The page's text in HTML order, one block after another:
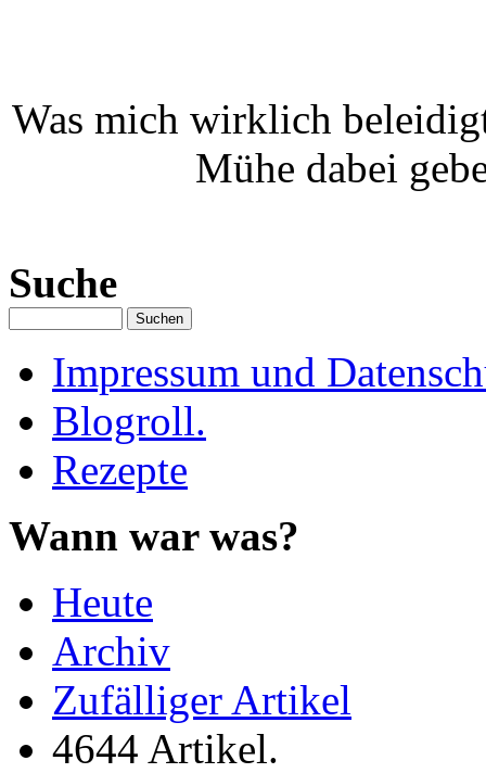
Was mich wirklich
Mühe dabei
Suche
Impressum und
Blogroll.
Rezepte
Wann war was?
Heute
Archiv
Zufälliger Artikel
4644 Artikel.